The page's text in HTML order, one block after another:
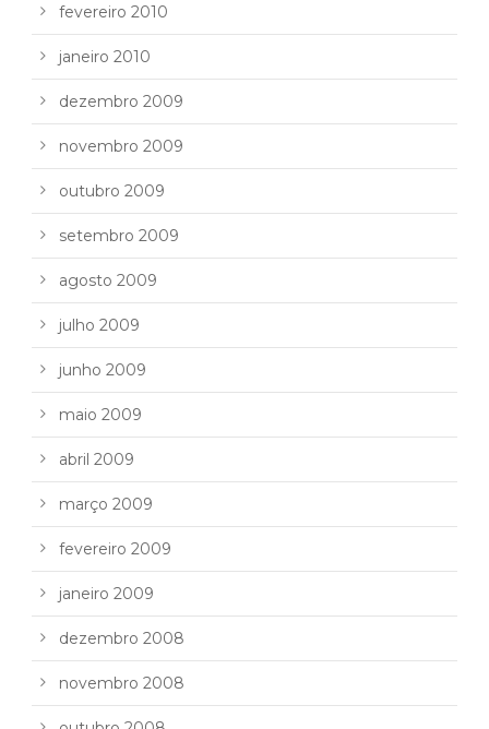
fevereiro 2010
janeiro 2010
dezembro 2009
novembro 2009
outubro 2009
setembro 2009
agosto 2009
julho 2009
junho 2009
maio 2009
abril 2009
março 2009
fevereiro 2009
janeiro 2009
dezembro 2008
novembro 2008